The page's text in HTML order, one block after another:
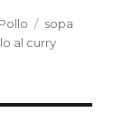
Etiquetas
sopa
al curry